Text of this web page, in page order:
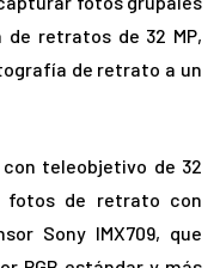
retratos de 32 MP,
de retrato a un
teleobjetivo de 32
fotos de retrato con
Sony IMX709, que